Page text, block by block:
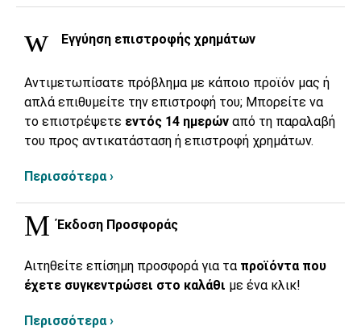
Εγγύηση επιστροφής χρημάτων
Αντιμετωπίσατε πρόβλημα με κάποιο προϊόν μας ή
απλά επιθυμείτε την επιστροφή του; Μπορείτε να
το επιστρέψετε εντός 14 ημερών από τη παραλαβή
του προς αντικατάσταση ή επιστροφή χρημάτων.
Περισσότερα ›
Έκδοση Προσφοράς
Αιτηθείτε επίσημη προσφορά για τα προϊόντα που
έχετε συγκεντρώσει στο καλάθι με ένα κλικ!
Περισσότερα ›